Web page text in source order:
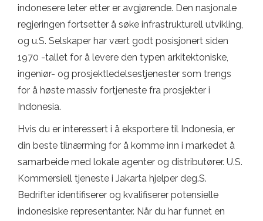
indonesere leter etter er avgjørende. Den nasjonale
regjeringen fortsetter å søke infrastrukturell utvikling,
og u.S. Selskaper har vært godt posisjonert siden
1970 -tallet for å levere den typen arkitektoniske,
ingeniør- og prosjektledelsestjenester som trengs
for å høste massiv fortjeneste fra prosjekter i
Indonesia.
Hvis du er interessert i å eksportere til Indonesia, er
din beste tilnærming for å komme inn i markedet å
samarbeide med lokale agenter og distributører. U.S.
Kommersiell tjeneste i Jakarta hjelper deg.S.
Bedrifter identifiserer og kvalifiserer potensielle
indonesiske representanter. Når du har funnet en